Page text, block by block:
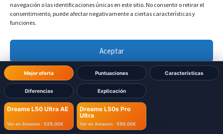
navegación o las identificaciones únicas en este sitio. No consentir o retirar el
consentimiento, puede afectar negativamente a ciertas características y
funciones.
Aceptar
Denegar
Ver preferencias
Política de cookies Política de Privacidad
Mejor oferta Puntuaciones Características
Diferencias Explicación
Dreame L50 Ultra AE
Ver en Amazon · 529,00€
Dreame L50s Pro
Ultra
Ver en Amazon · 599,00€
Dreame L50 Ultra AE: 590 mm
Profundidad de la base ?
Dreame L50 Ultra AE: 457 mm
Dreame L50s Pro Ultra: